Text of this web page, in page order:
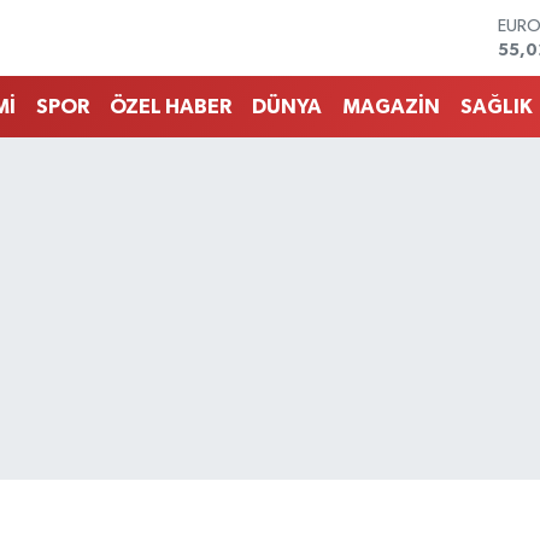
EURO
SPOR ÖZEL HABER DÜNYA MAGAZİN SAĞLIK